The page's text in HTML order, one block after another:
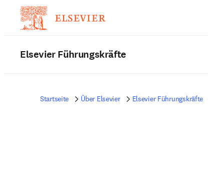
Elsevier Führungskräfte
Startseite Über Elsevier Elsevier Führungskräfte